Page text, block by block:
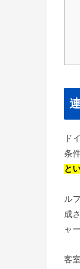
ド
条
と
ル
成
ャ
客